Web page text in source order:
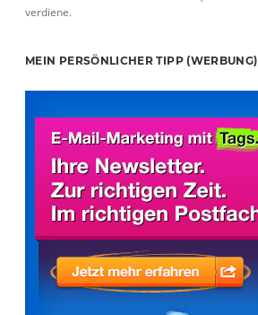
verdiene.
MEIN PERSÖNLICHER TIPP (WERBUNG)